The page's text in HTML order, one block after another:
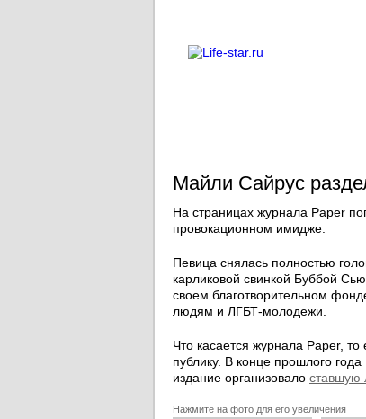
Майли Сайрус
На страницах журнала Paper
провокационном имидже.
Певица снялась полностью
карликовой свинкой Буббой
своем благотворительном
людям и ЛГБТ-молодежи.
Что касается журнала Paper,
публику. В конце прошлого
издание организовало ставшую
Нажмите на фото для его увеличения